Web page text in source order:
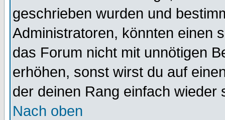
geschrieben wurden und
Administratoren, könnten einen
das Forum nicht mit unnötigen
erhöhen, sonst wirst du auf
der deinen Rang einfach wieder
Nach oben